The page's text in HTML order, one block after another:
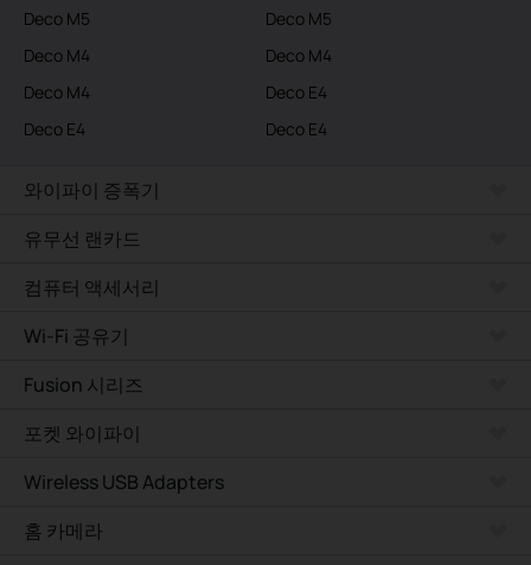
Deco M5
Deco M5
Deco M4
Deco M4
Deco M4
Deco E4
Deco E4
Deco E4
와이파이 증폭기
유무선 랜카드
컴퓨터 액세서리
Wi-Fi 공유기
Fusion 시리즈
포켓 와이파이
Wireless USB Adapters
홈 카메라